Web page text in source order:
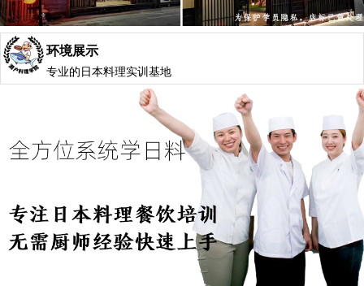
环境展示
专业的日本料理实训基地